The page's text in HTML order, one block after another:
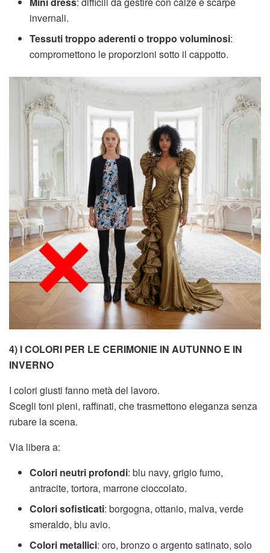
invernali.
Tessuti troppo aderenti o troppo voluminosi:
compromettono le proporzioni sotto il cappotto.
4) I COLORI PER LE CERIMONIE IN AUTUNNO E IN
INVERNO
I colori giusti fanno metà del lavoro.
Scegli toni pieni, raffinati, che trasmettono eleganza senza
rubare la scena.
Via libera a:
Colori neutri profondi: blu navy, grigio fumo,
antracite, tortora, marrone cioccolato.
Colori sofisticati: borgogna, ottanio, malva, verde
smeraldo, blu avio.
Colori metallici: oro, bronzo o argento satinato, solo